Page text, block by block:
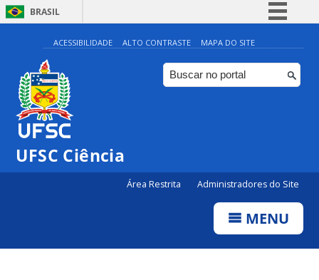
BRASIL
Simplifique!
Comunica BR
Participe
ACESSIBILIDADE ALTO CONTRASTE MAPA DO SITE
UFSC Ciência
Área Restrita Administradores do Site
MENU